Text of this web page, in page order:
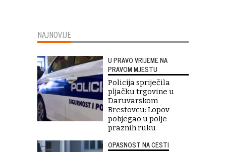
NAJNOVIJE
U PRAVO VRIJEME NA
PRAVOM MJESTU
Policija spriječila
pljačku trgovine u
Daruvarskom
Brestovcu: Lopov
pobjegao u polje
praznih ruku
OPASNOST NA CESTI